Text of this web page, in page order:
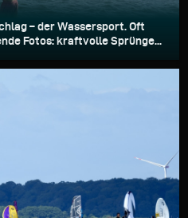
– der Wassersport. Oft
Fotos: kraftvolle Sprünge...